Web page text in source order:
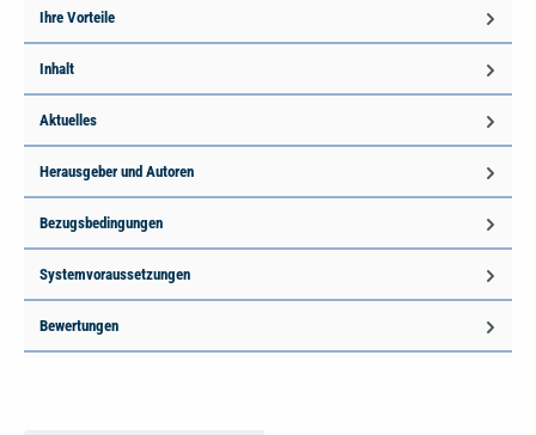
Ihre Vorteile
Inhalt
Aktuelles
Herausgeber und Autoren
Bezugsbedingungen
Systemvoraussetzungen
Bewertungen